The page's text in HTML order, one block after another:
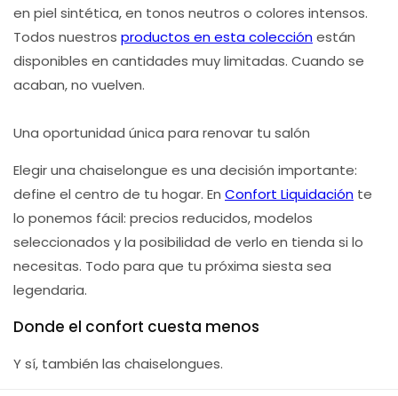
en piel sintética, en tonos neutros o colores intensos.
Todos nuestros productos en esta colecciónestán
disponibles en cantidades muy limitadas. Cuando se
acaban, no vuelven.
Una oportunidad única para renovar tu salón
Elegir una chaiselongue es una decisión importante:
define el centro de tu hogar. En Confort Liquidación te
lo ponemos fácil: precios reducidos, modelos
seleccionados y la posibilidad de verlo en tienda si lo
necesitas. Todo para que tu próxima siesta sea
legendaria.
Donde el confort cuesta menos
Y sí, también las chaiselongues.